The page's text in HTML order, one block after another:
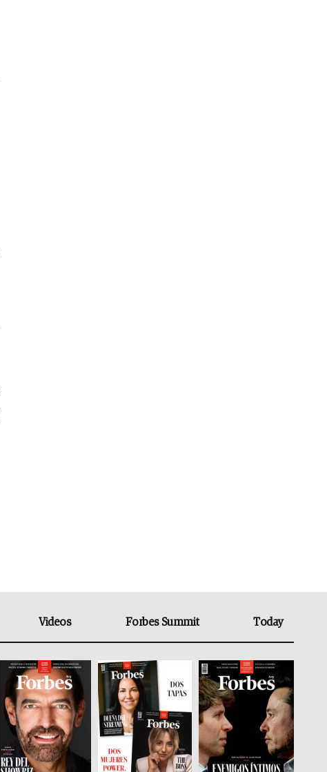
Videos Forbes Summit Today